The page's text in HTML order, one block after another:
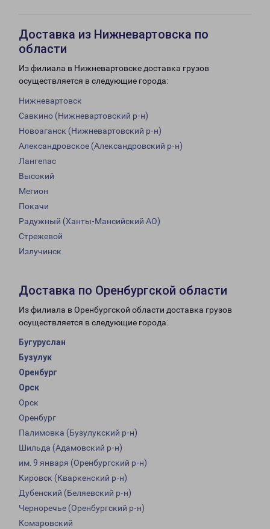
Доставка из Нижневартовска по
области
Из филиала в Нижневартовске доставка грузов
осуществляется в следующие города:
Нижневартовск
Савкино (Нижневартовский р-н)
Новоаганск (Нижневартовский р-н)
Александровское (Александровский р-н)
Лангепас
Высокий
Мегион
Покачи
Радужный (Ханты-Мансийский АО)
Стрежевой
Излучинск
Доставка по Оренбургской области
Из филиала в Оренбургской области доставка грузов
осуществляется в следующие города:
Бугуруслан
Бузулук
Оренбург
Орск
Орск
Оренбург
Палимовка (Бузулукский р-н)
Шильда (Адамовский р-н)
им. 9 января (Оренбургский р-н)
Кировск (Кваркенский р-н)
Дубенский (Беляевский р-н)
Черноречье (Оренбургский р-н)
Комаровский